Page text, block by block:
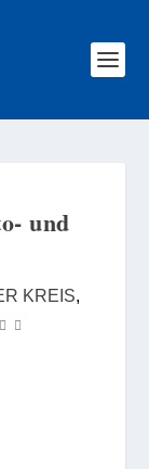
und
KREIS,